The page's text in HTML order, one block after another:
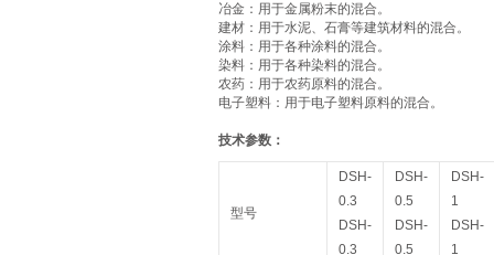
‌冶金‌：用于金属粉末的混合。
‌建材‌：用于水泥、石膏等建筑材料的混合。
‌涂料‌：用于各种涂料的混合。
‌染料‌：用于各种染料的混合。
‌农药‌：用于农药原料的混合。
‌电子塑料‌：用于电子塑料原料的混合。
技术参数：
型号
DSH-
0.3
DSH-
0.3
DSH-
0.5
DSH-
0.5
DSH-
1
DSH-
1